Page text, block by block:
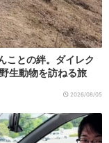
ことの絆。ダイレク
生動物を訪ねる旅
2026/08/05